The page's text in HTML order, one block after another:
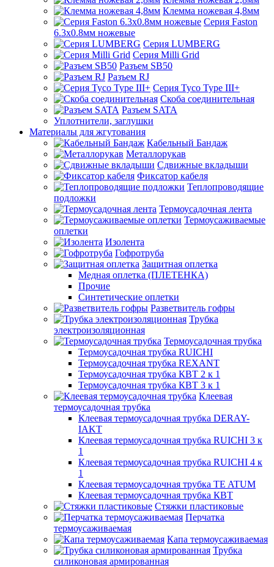
Клемма ножевая 4,8мм
Серия Faston
6.3х0.8мм ножевые
Серия LUMBERG
Серия Milli Grid
Разъем SB50
Разъем RJ
Серия Tyco Type III+
Скоба соединительная
Разъем SATA
Уплотнители, заглушки
Материалы для жгутования
Кабельный Бандаж
Металлорукав
Сдвижные вкладыши
Фиксатор кабеля
Теплопроводящие
подложки
Термоусадочная лента
Термоусаживаемые
оплетки
Изолента
Гофротруба
Защитная оплетка
Медная оплетка (ПЛЕТЕНКА)
Прочие
Синтетические оплетки
Разветвитель гофры
Трубка
электроизоляционная
Термоусадочная трубка
Термоусадочная трубка RUICHI
Термоусадочная трубка REXANT
Термоусадочная трубка КВТ 2 к 1
Термоусадочная трубка КВТ 3 к 1
Клеевая
термоусадочная трубка
Клеевая термоусадочная трубка DERAY-
IAKT
Клеевая термоусадочная трубка RUICHI 3 к
1
Клеевая термоусадочная трубка RUICHI 4 к
1
Клеевая термоусадочная трубка TE ATUM
Клеевая термоусадочная трубка КВТ
Стяжки пластиковые
Перчатка
термоусаживаемая
Капа термоусаживаемая
Трубка
силиконовая армированная